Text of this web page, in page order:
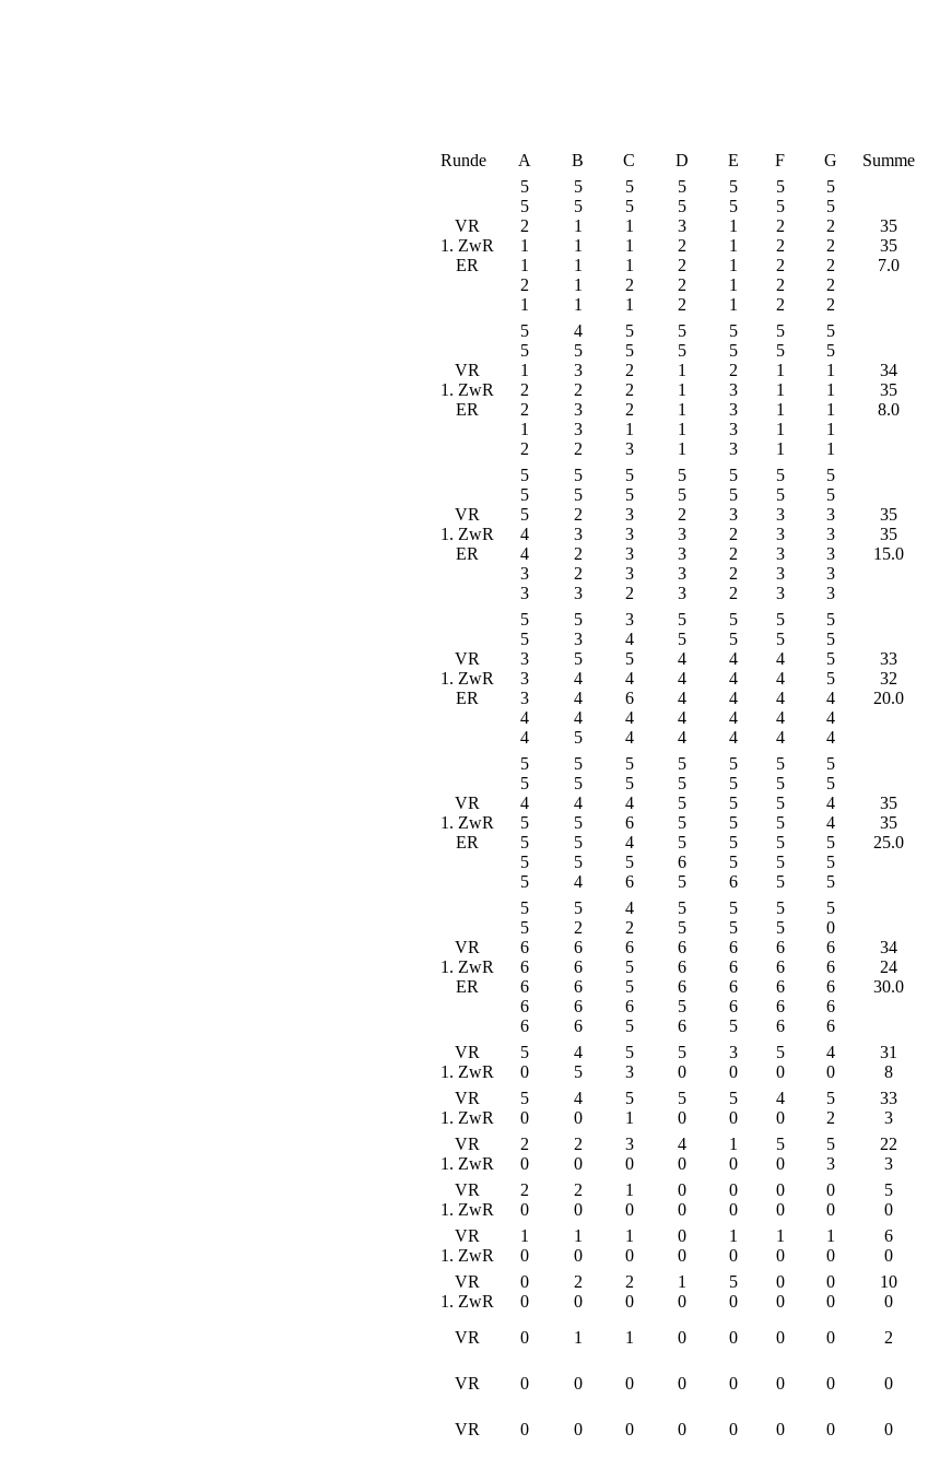
Runde A B C D E F G Summe
VR
1. ZwR
ER
5
5
2
1
1
2
1
5
5
1
1
1
1
1
5
5
1
1
1
2
1
5
5
3
2
2
2
2
5
5
1
1
1
1
1
5
5
2
2
2
2
2
5
5
2
2
2
2
2
35
35
7.0
VR
1. ZwR
ER
5
5
1
2
2
1
2
4
5
3
2
3
3
2
5
5
2
2
2
1
3
5
5
1
1
1
1
1
5
5
2
3
3
3
3
5
5
1
1
1
1
1
5
5
1
1
1
1
1
34
35
8.0
VR
1. ZwR
ER
5
5
5
4
4
3
3
5
5
2
3
2
2
3
5
5
3
3
3
3
2
5
5
2
3
3
3
3
5
5
3
2
2
2
2
5
5
3
3
3
3
3
5
5
3
3
3
3
3
35
35
15.0
VR
1. ZwR
ER
5
5
3
3
3
4
4
5
3
5
4
4
4
5
3
4
5
4
6
4
4
5
5
4
4
4
4
4
5
5
4
4
4
4
4
5
5
4
4
4
4
4
5
5
5
5
4
4
4
33
32
20.0
VR
1. ZwR
ER
5
5
4
5
5
5
5
5
5
4
5
5
5
4
5
5
4
6
4
5
6
5
5
5
5
5
6
5
5
5
5
5
5
5
6
5
5
5
5
5
5
5
5
5
4
4
5
5
5
35
35
25.0
VR
1. ZwR
ER
5
5
6
6
6
6
6
5
2
6
6
6
6
6
4
2
6
5
5
6
5
5
5
6
6
6
5
6
5
5
6
6
6
6
5
5
5
6
6
6
6
6
5
0
6
6
6
6
6
34
24
30.0
VR
1. ZwR
5
0
4
5
5
3
5
0
3
0
5
0
4
0
31
8
VR
1. ZwR
5
0
4
0
5
1
5
0
5
0
4
0
5
2
33
3
VR
1. ZwR
2
0
2
0
3
0
4
0
1
0
5
0
5
3
22
3
VR
1. ZwR
2
0
2
0
1
0
0
0
0
0
0
0
0
0
5
0
VR
1. ZwR
1
0
1
0
1
0
0
0
1
0
1
0
1
0
6
0
VR
1. ZwR
0
0
2
0
2
0
1
0
5
0
0
0
0
0
10
0
VR 0 1 1 0 0 0 0 2
VR 0 0 0 0 0 0 0 0
VR 0 0 0 0 0 0 0 0